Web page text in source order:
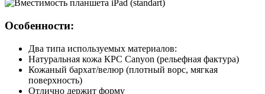
Особенности:
Два типа используемых материалов:
Натуральная кожа КРС Canyon (рельефная фактура)
Кожаный бархат/велюр (плотный ворс, мягкая
поверхность)
Отлично держит форму